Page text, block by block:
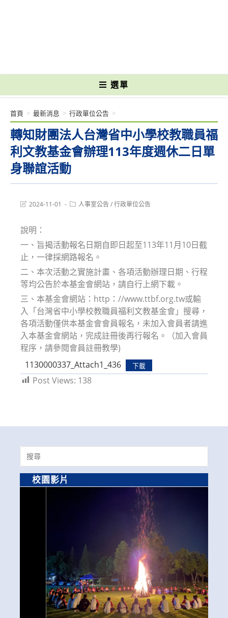
選單
轉知財團法人台灣省中小學校教職員福
利文教基金會辦理113年度週休二日單
身聯誼活動
首頁 > 最新消息 > 行政單位公告 >
Post2024-11-01
Post人事室公告/行政單位公告
說明：
一、旨揭活動報名日期自即日起至113年11月10日截
止，一律採網路報名。
二、本次活動之實施計畫、各項活動辦理日期、行程
等均公告於本基金會網站，請自行上網下載。
三、本基金會網站：http：//www.ttbf.org.tw或輸
入「台灣省中小學校教職員福利文教基金會」搜尋，
各項活動僅供本基金會會員報名，未加入會員者請進
入本基金會網站，完成註冊後再行報名。（加入會員
程序，請參閱會員註冊教學)
1130000337_Attach1_436
下載
Post Views: 138
Search
for:
校園影片